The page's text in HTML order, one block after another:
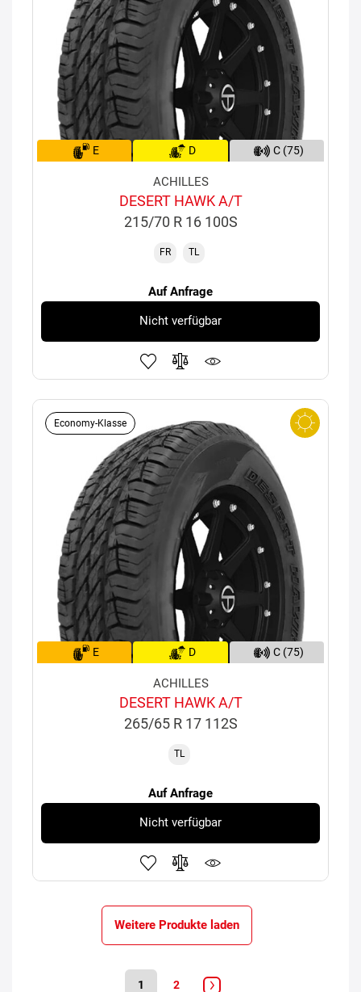
E D C (75)
ACHILLES
DESERT HAWK A/T
215/70 R 16 100S
FR TL
Auf Anfrage
Nicht verfügbar
Economy-Klasse
E D C (75)
ACHILLES
DESERT HAWK A/T
265/65 R 17 112S
TL
Auf Anfrage
Nicht verfügbar
Weitere Produkte laden
1 2